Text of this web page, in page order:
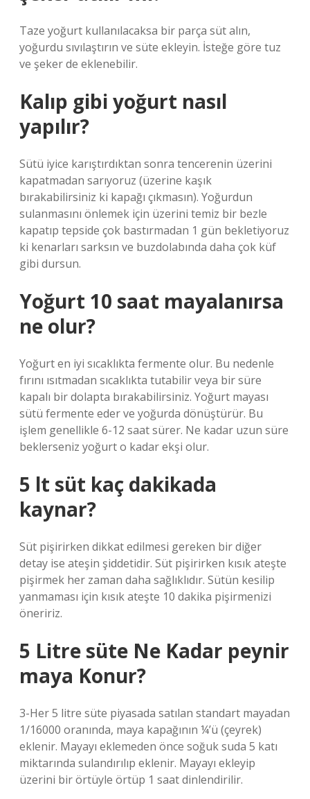
Taze yoğurt kullanılacaksa bir parça süt alın,
yoğurdu sıvılaştırın ve süte ekleyin. İsteğe göre tuz
ve şeker de eklenebilir.
Kalıp gibi yoğurt nasıl
yapılır?
Sütü iyice karıştırdıktan sonra tencerenin üzerini
kapatmadan sarıyoruz (üzerine kaşık
bırakabilirsiniz ki kapağı çıkmasın). Yoğurdun
sulanmasını önlemek için üzerini temiz bir bezle
kapatıp tepside çok bastırmadan 1 gün bekletiyoruz
ki kenarları sarksın ve buzdolabında daha çok küf
gibi dursun.
Yoğurt 10 saat mayalanırsa
ne olur?
Yoğurt en iyi sıcaklıkta fermente olur. Bu nedenle
fırını ısıtmadan sıcaklıkta tutabilir veya bir süre
kapalı bir dolapta bırakabilirsiniz. Yoğurt mayası
sütü fermente eder ve yoğurda dönüştürür. Bu
işlem genellikle 6-12 saat sürer. Ne kadar uzun süre
beklerseniz yoğurt o kadar ekşi olur.
5 lt süt kaç dakikada
kaynar?
Süt pişirirken dikkat edilmesi gereken bir diğer
detay ise ateşin şiddetidir. Süt pişirirken kısık ateşte
pişirmek her zaman daha sağlıklıdır. Sütün kesilip
yanmaması için kısık ateşte 10 dakika pişirmenizi
öneririz.
5 Litre süte Ne Kadar peynir
maya Konur?
3-Her 5 litre süte piyasada satılan standart mayadan
1/16000 oranında, maya kapağının ¼’ü (çeyrek)
eklenir. Mayayı eklemeden önce soğuk suda 5 katı
miktarında sulandırılıp eklenir. Mayayı ekleyip
üzerini bir örtüyle örtüp 1 saat dinlendirilir.